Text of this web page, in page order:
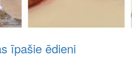
īpašie ēdieni